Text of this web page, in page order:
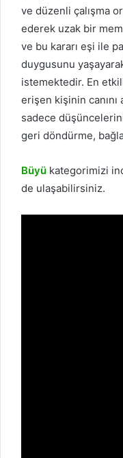
ve düzenli çalışma
ederek uzak bir
ve bu kararı eşi ile
duygusunu
istemektedir. En
erişen kişinin canını
sadece
geri döndürme,
Büyü kategorimizi
de ulaşabilirsiniz.